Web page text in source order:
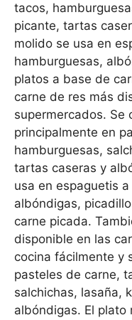
tacos,
picante, tartas
molido se usa en
hamburguesas,
platos a base de
carne de res más
supermercados. Se
principalmente en
hamburguesas,
tartas caseras y
usa en espaguetis
albóndigas,
carne picada.
disponible en las
cocina fácilmente y
pasteles de carne,
salchichas, lasaña,
albóndigas. El plato